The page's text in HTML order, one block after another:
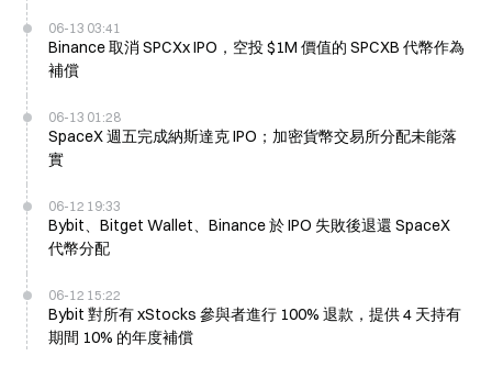
06-13 03:41
Binance 取消 SPCXx IPO，空投 $1M 價值的 SPCXB 代幣作為
補償
06-13 01:28
SpaceX 週五完成納斯達克 IPO；加密貨幣交易所分配未能落
實
06-12 19:33
Bybit、Bitget Wallet、Binance 於 IPO 失敗後退還 SpaceX
代幣分配
06-12 15:22
Bybit 對所有 xStocks 參與者進行 100% 退款，提供 4 天持有
期間 10% 的年度補償